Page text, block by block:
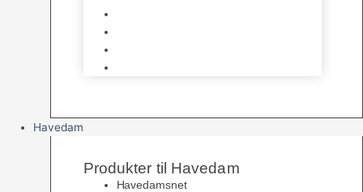
Havedam
Produkter til Havedam
Havedamsnet